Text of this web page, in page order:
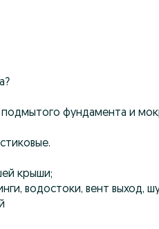
фундамента и
крыши;
водостоки, вент выход,